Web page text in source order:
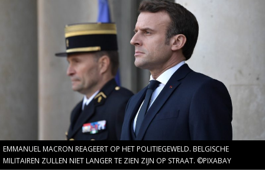
EMMANUEL MACRON REAGEERT OP HET POLITIEGEWELD. BELGISCHE
MILITAIREN ZULLEN NIET LANGER TE ZIEN ZIJN OP STRAAT. ©PIXABAY